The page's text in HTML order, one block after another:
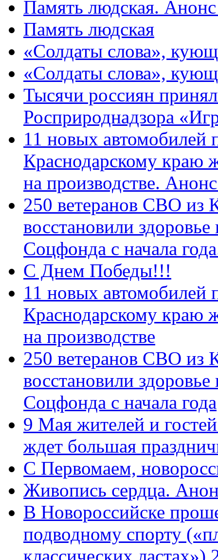
Память людская.
Память людская
«Солдаты слова»,
«Солдаты слова»,
Тысячи россиян
Росприроднадзора
11 новых автомобилей
Краснодарскому краю
на производстве.
250 ветеранов СВО из
восстановили
Соцфонда с начала
С Днем Победы!!!
11 новых автомобилей
Краснодарскому краю
на производстве
250 ветеранов СВО из
восстановили
Соцфонда с начала года
9 Мая жителей и
ждет большая
C Первомаем,
Живопись сердца.
В Новороссийске
подводному спорту
классических